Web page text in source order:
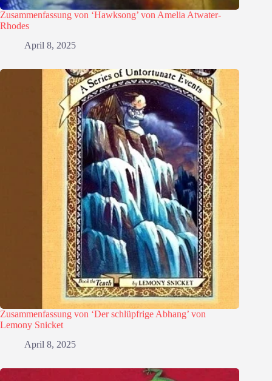
Zusammenfassung von ‘Hawksong’ von Amelia Atwater-
Rhodes
April 8, 2025
Zusammenfassung von ‘Der schlüpfrige Abhang’ von
Lemony Snicket
April 8, 2025